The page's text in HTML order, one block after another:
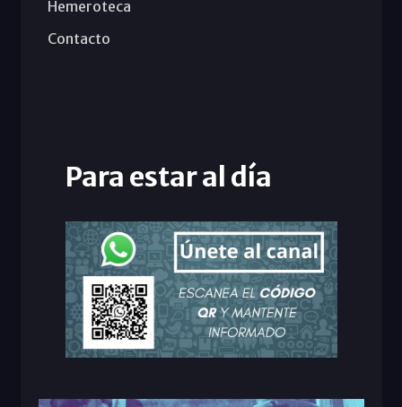
Hemeroteca
Contacto
Para estar al día